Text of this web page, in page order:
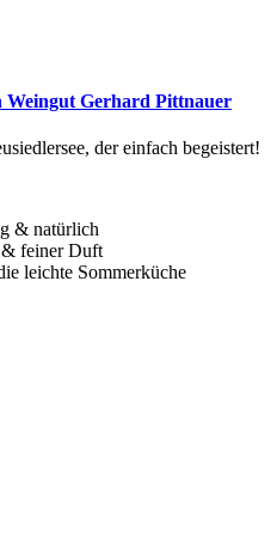
Weingut Gerhard Pittnauer
der einfach begeistert!
& natürlich
feiner Duft
leichte Sommerküche